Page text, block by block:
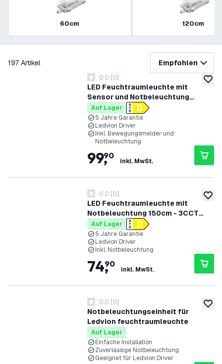
60cm 120cm
197 Artikel Empfohlen
zur
LED Feuchtraumleuchte mit
Sensor und Notbeleuchtung
120cm - 3CCT (4000K / 5000K /
6500K) - IP66 - Powerswitch (40W
/ 34W / 28W / 23W) - 150 lm/W -
Ledvion Driver - 5 Jahre Garantie
0 Bewertungssterne
0.0 [0]
Auf Lager
5 Jahre Garantie
Ledvion Driver
Inkl. Bewegungsmelder und
Notbeleuchtung
99,
90
inkl. MwSt.
zur
LED Feuchtraumleuchte mit
Notbeleuchtung 150cm - 3CCT
(4000K / 5000K / 6500K) - IP66 -
Powerswitch (50W / 42W / 35W /
28W) - 150 lm/W - Ledvion Driver -
5 Jahre Garantie
0 Bewertungssterne
0.0 [0]
Auf Lager
5 Jahre Garantie
Ledvion Driver
Inkl. Notbeleuchtung
74,
90
inkl. MwSt.
zur
Notbeleuchtungseinheit für
Ledvion feuchtraumleuchte
0 Bewertungssterne
0.0 [0]
Auf Lager
Einfache Installation
Zuverlässige Notbeleuchtung
Geeignet für Ledvion Driver
Filter